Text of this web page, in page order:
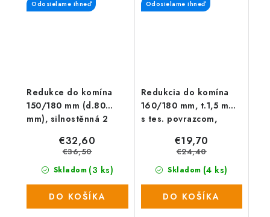
Redukce do komína
150/180 mm (d.80
mm), silnostěnná 2
Odosielame ihneď
Skladom (3 ks)
€32,60
€36,50
DO KOŠÍKA
Redukcia do komína
160/180 mm, t.1,5 mm
s tes. povrazcom,
Odosielame ihneď
Skladom (4 ks)
€19,70
€24,40
DO KOŠÍKA